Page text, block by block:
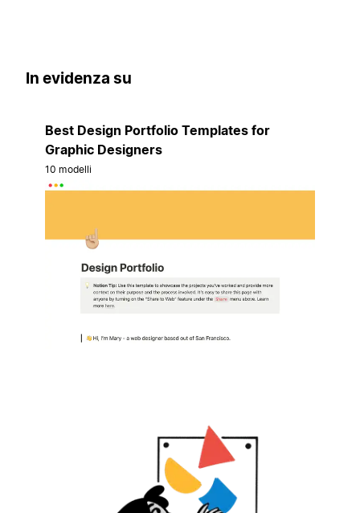
In evidenza su
Best Design Portfolio Templates for
Graphic Designers
10 modelli